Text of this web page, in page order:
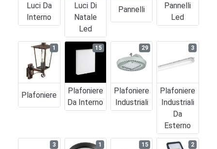
Luci Da
Interno
Luci Di
Natale
Led
Pannelli
Pannelli
Led
Plafoniere
1
Plafoniere
Da Interno
15
Plafoniere
Industriali
29
Plafoniere
Industriali
Da
Esterno
3
3 1 15 2